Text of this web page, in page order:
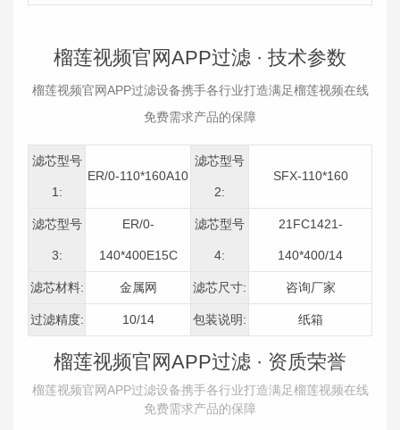
榴莲视频官网APP过滤 · 技术参数
榴莲视频官网APP过滤设备携手各行业打造满足榴莲视频在线
免费需求产品的保障
滤芯型号
1:
ER/0-110*160A10
滤芯型号
2:
SFX-110*160
滤芯型号
3:
ER/0-
140*400E15C
滤芯型号
4:
21FC1421-
140*400/14
滤芯材料: 金属网 滤芯尺寸: 咨询厂家
过滤精度: 10/14 包装说明: 纸箱
榴莲视频官网APP过滤 · 资质荣誉
榴莲视频官网APP过滤设备携手各行业打造满足榴莲视频在线
免费需求产品的保障